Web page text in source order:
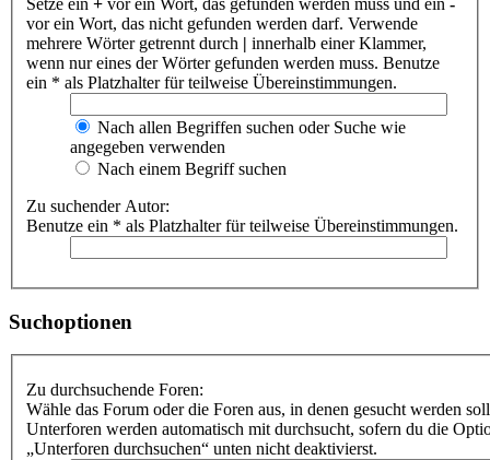
Setze ein + vor ein Wort, das gefunden werden muss und ein -
vor ein Wort, das nicht gefunden werden darf. Verwende
mehrere Wörter getrennt durch | innerhalb einer Klammer,
wenn nur eines der Wörter gefunden werden muss. Benutze
ein * als Platzhalter für teilweise Übereinstimmungen.
Nach allen Begriffen suchen oder Suche wie
angegeben verwenden
Nach einem Begriff suchen
Zu suchender Autor:
Benutze ein * als Platzhalter für teilweise Übereinstimmungen.
Suchoptionen
Zu durchsuchende Foren:
Wähle das Forum oder die Foren aus, in denen gesucht werden
Unterforen werden automatisch mit durchsucht, sofern du die
„Unterforen durchsuchen“ unten nicht deaktivierst.